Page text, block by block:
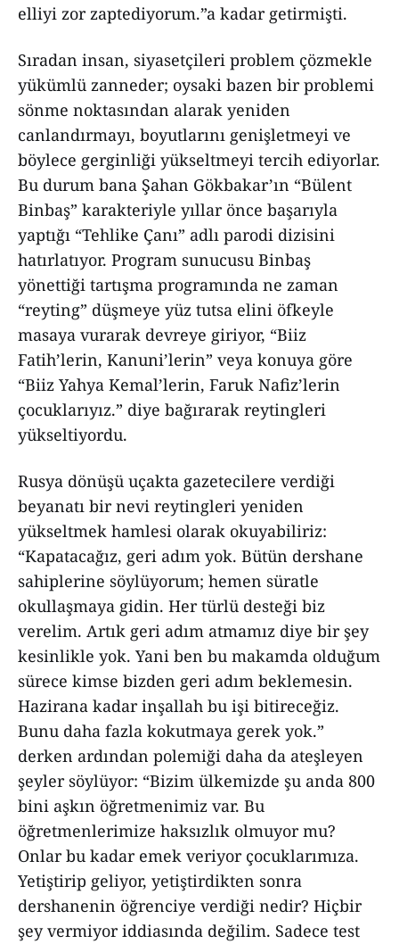
elliyi zor zaptediyorum.”a kadar getirmişti.
Sıradan insan, siyasetçileri problem çözmekle
yükümlü zanneder; oysaki bazen bir problemi
sönme noktasından alarak yeniden
canlandırmayı, boyutlarını genişletmeyi ve
böylece gerginliği yükseltmeyi tercih ediyorlar.
Bu durum bana Şahan Gökbakar’ın “Bülent
Binbaş” karakteriyle yıllar önce başarıyla
yaptığı “Tehlike Çanı” adlı parodi dizisini
hatırlatıyor. Program sunucusu Binbaş
yönettiği tartışma programında ne zaman
“reyting” düşmeye yüz tutsa elini öfkeyle
masaya vurarak devreye giriyor, “Biiz
Fatih’lerin, Kanuni’lerin” veya konuya göre
“Biiz Yahya Kemal’lerin, Faruk Nafiz’lerin
çocuklarıyız.” diye bağırarak reytingleri
yükseltiyordu.
Rusya dönüşü uçakta gazetecilere verdiği
beyanatı bir nevi reytingleri yeniden
yükseltmek hamlesi olarak okuyabiliriz:
“Kapatacağız, geri adım yok. Bütün dershane
sahiplerine söylüyorum; hemen süratle
okullaşmaya gidin. Her türlü desteği biz
verelim. Artık geri adım atmamız diye bir şey
kesinlikle yok. Yani ben bu makamda olduğum
sürece kimse bizden geri adım beklemesin.
Hazirana kadar inşallah bu işi bitireceğiz.
Bunu daha fazla kokutmaya gerek yok.”
derken ardından polemiği daha da ateşleyen
şeyler söylüyor: “Bizim ülkemizde şu anda 800
bini aşkın öğretmenimiz var. Bu
öğretmenlerimize haksızlık olmuyor mu?
Onlar bu kadar emek veriyor çocuklarımıza.
Yetiştirip geliyor, yetiştirdikten sonra
dershanenin öğrenciye verdiği nedir? Hiçbir
şey vermiyor iddiasında değilim. Sadece test